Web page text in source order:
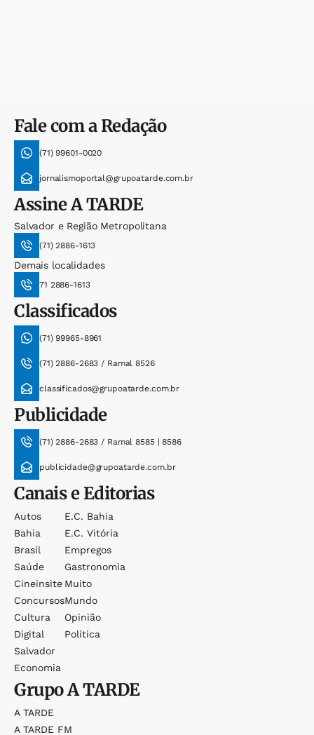
Fale com a Redação
(71) 99601-0020
jornalismoportal@grupoatarde.com.br
AssineA TARDE
Salvador e Região Metropolitana
(71) 2886-1613
Demais localidades
71 2886-1613
Classificados
(71) 99965-8961
(71) 2886-2683 / Ramal 8526
classificados@grupoatarde.com.br
Publicidade
(71) 2886-2683 / Ramal 8585 | 8586
publicidade@grupoatarde.com.br
Canais e Editorias
Autos
Bahia
Brasil
Saúde
Cineinsite
Concursos
Cultura
Digital
Salvador
Economia
E.c. Bahia
E.c. Vitória
Empregos
Gastronomia
Muito
Mundo
Opinião
Política
GrupoA TARDE
A TARDE
A TARDE FM